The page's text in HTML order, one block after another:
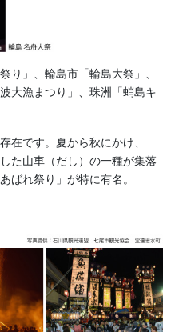
り」、輪島市「輪島大祭」、
大漁まつり」、珠洲「蛸島キ
在です。夏から秋にかけ、
た山車（だし）の一種が集落
ばれ祭り」が特に有名。